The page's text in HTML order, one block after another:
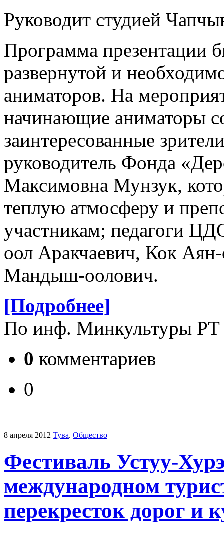
Руководит студией
Программа презентации
развернутой и
аниматоров. На
начинающие аниматоры
заинтересованные
руководитель Фонда
Максимовна Мунзук,
теплую атмосферу и
участникам; педагоги
оол Аракчаевич, Кок
Мандыш-оолович.
[Подробнее]
По инф. Минкультуры РТ
0 комментариев
0
8 апреля 2012 Тува. Общество
Фестиваль Устуу-
международном
перекресток дорог и